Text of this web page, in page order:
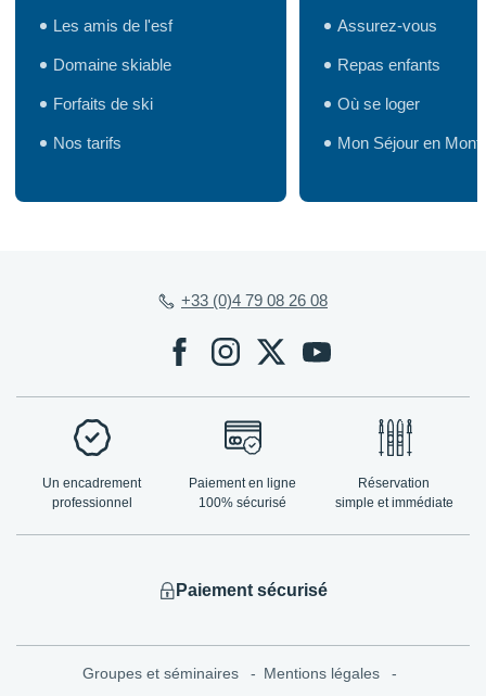
Les amis de l'esf
Domaine skiable
Forfaits de ski
Nos tarifs
Assurez-vous
Repas enfants
Où se loger
Mon Séjour en
+33 (0)4 79 08 26 08
Un encadrement
professionnel
Paiement en ligne
100% sécurisé
Réservation
simple et immédiate
Paiement sécurisé
Groupes et séminaires Mentions légales